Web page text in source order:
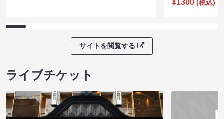
¥1300 (税込)
サイトを閲覧する
ライブチケット